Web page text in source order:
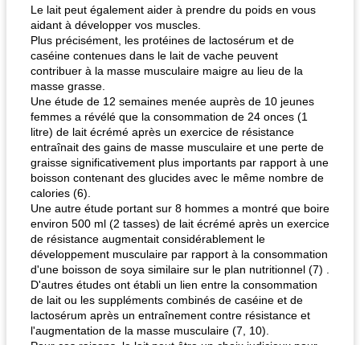
Le lait peut également aider à prendre du poids en vous
aidant à développer vos muscles.
Plus précisément, les protéines de lactosérum et de
caséine contenues dans le lait de vache peuvent
contribuer à la masse musculaire maigre au lieu de la
masse grasse.
Une étude de 12 semaines menée auprès de 10 jeunes
femmes a révélé que la consommation de 24 onces (1
litre) de lait écrémé après un exercice de résistance
entraînait des gains de masse musculaire et une perte de
graisse significativement plus importants par rapport à une
boisson contenant des glucides avec le même nombre de
calories (6).
Une autre étude portant sur 8 hommes a montré que boire
environ 500 ml (2 tasses) de lait écrémé après un exercice
de résistance augmentait considérablement le
développement musculaire par rapport à la consommation
d'une boisson de soya similaire sur le plan nutritionnel (7) .
D'autres études ont établi un lien entre la consommation
de lait ou les suppléments combinés de caséine et de
lactosérum après un entraînement contre résistance et
l'augmentation de la masse musculaire (7, 10).